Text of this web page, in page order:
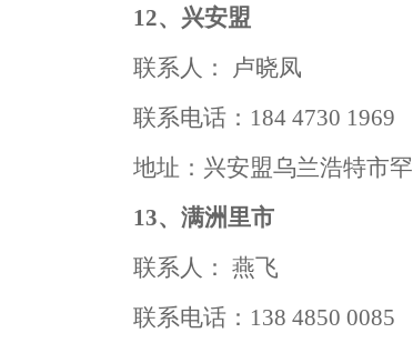
12、兴安盟
联系人：
卢晓凤
联系电话： 184 4730 1969
地址：兴安盟乌兰浩特市
13、满洲里市
联系人： 燕飞
联系电话： 138 4850 0085